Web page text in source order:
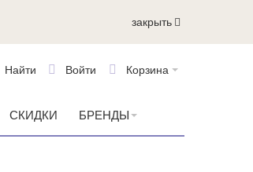
закрыть
Корзина
Войти
Найти
СКИДКИ БРЕНДЫ